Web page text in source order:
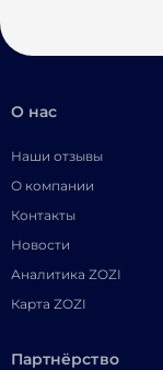
О нас
Наши отзывы
О компании
Контакты
Новости
Аналитика ZOZI
Карта ZOZI
Партнёрство